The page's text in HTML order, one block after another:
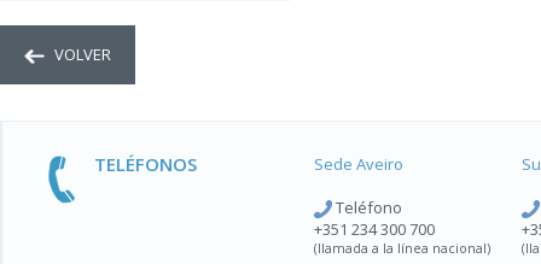
VOLVER
TELÉFONOS
Sede Aveiro
Teléfono
+351 234 300 700
(llamada a la línea nacional)